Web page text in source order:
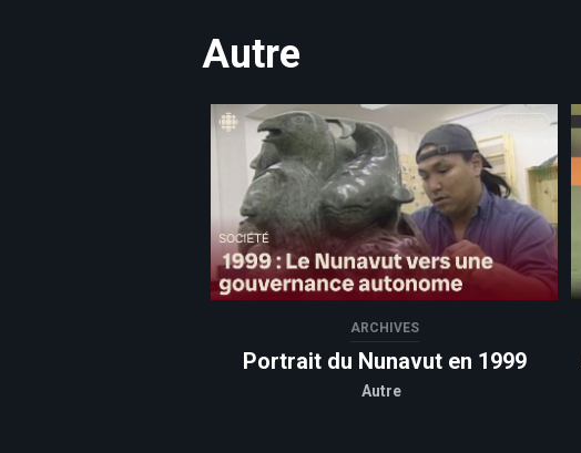
Autre
ARCHIVES
Portrait du Nunavut en 1999
Autre